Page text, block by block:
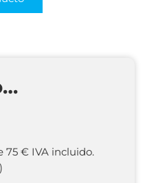
75 € IVA incluido.